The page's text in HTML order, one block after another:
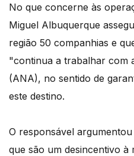
No que concerne às
Miguel Albuquerque
região 50 companhias e
"continua a trabalhar com
(ANA), no sentido de
este destino.
O responsável
que são um desincentivo à